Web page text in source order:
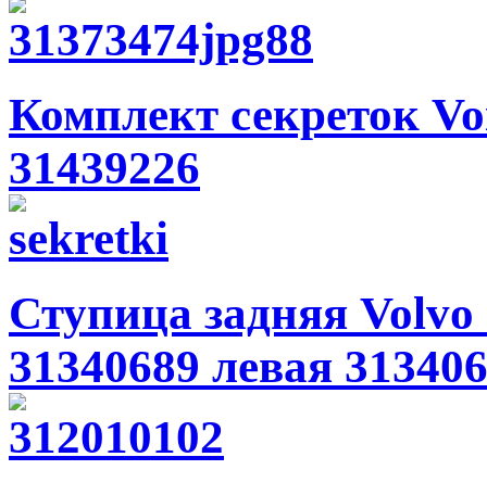
Комплект секреток
31439226
Ступица задняя Volvo
31340689 левая